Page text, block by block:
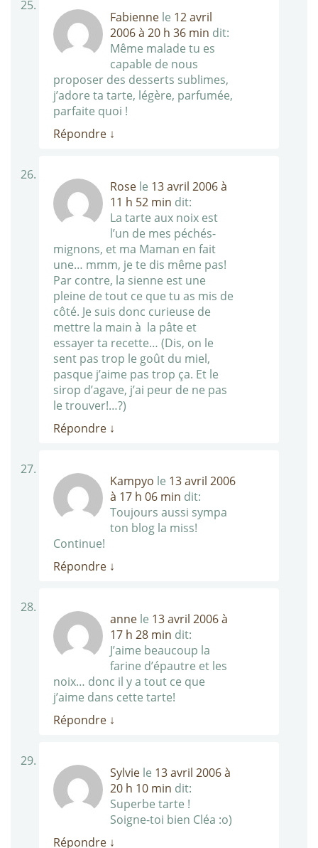
Fabienne le 12 avril
2006 à 20 h 36 min dit:
Même malade tu es
capable de nous
proposer des desserts sublimes,
j’adore ta tarte, légère, parfumée,
parfaite quoi !
Répondre ↓
Rose le 13 avril 2006 à
11 h 52 min dit:
La tarte aux noix est
l’un de mes péchés-
mignons, et ma Maman en fait
une… mmm, je te dis même pas!
Par contre, la sienne est une
pleine de tout ce que tu as mis de
côté. Je suis donc curieuse de
mettre la main à la pâte et
essayer ta recette… (Dis, on le
sent pas trop le goût du miel,
pasque j’aime pas trop ça. Et le
sirop d’agave, j’ai peur de ne pas
le trouver!…?)
Répondre ↓
Kampyo le 13 avril 2006
à 17 h 06 min dit:
Toujours aussi sympa
ton blog la miss!
Continue!
Répondre ↓
anne le 13 avril 2006 à
17 h 28 min dit:
J’aime beaucoup la
farine d’épautre et les
noix… donc il y a tout ce que
j’aime dans cette tarte!
Répondre ↓
Sylvie le 13 avril 2006 à
20 h 10 min dit:
Superbe tarte !
Soigne-toi bien Cléa :o)
Répondre ↓